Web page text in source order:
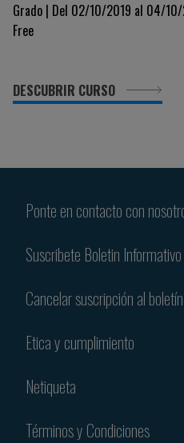
Grado | Del 02/10/2019 al 04/
Free
DESCUBRIR CURSO
Ponte en contacto con
Suscribete Boletin Informativo
Cancelar suscripción al boletín
Etica y cumplimiento
Netiqueta
Términos y Condiciones